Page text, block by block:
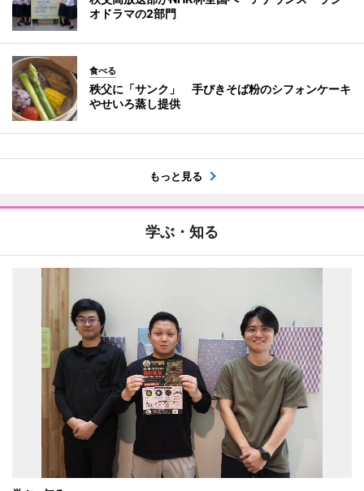
オドラマの2部門
食べる
秩父に「サンク」 手びきそば粉のシフォンケーキ
やせいろ蒸し提供
もっと見る
学ぶ・知る